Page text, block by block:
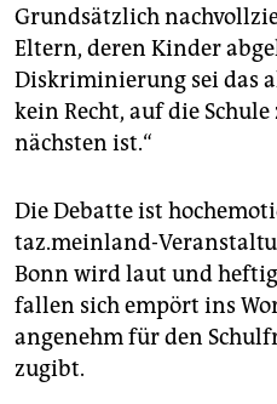
Grundsätzlich
Eltern, deren Kinder
Diskriminierung sei das
kein Recht, auf die
nächsten ist.“
Die Debatte ist
taz.meinland-
Bonn wird laut und
fallen sich empört ins
angenehm für den
zugibt.